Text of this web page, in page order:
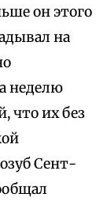
он этого
на
неделю
что их без
Сент-